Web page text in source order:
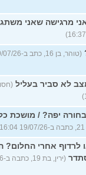
מרגישה שאני
(טוהר, בן 16, כתב ב-19/07/26 16:26)
לא סביר בעליל
יפה? / מושכת
אחרי החלום?